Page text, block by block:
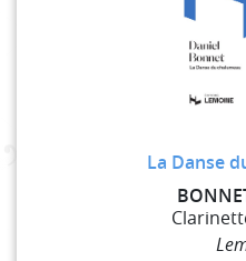
La Danse